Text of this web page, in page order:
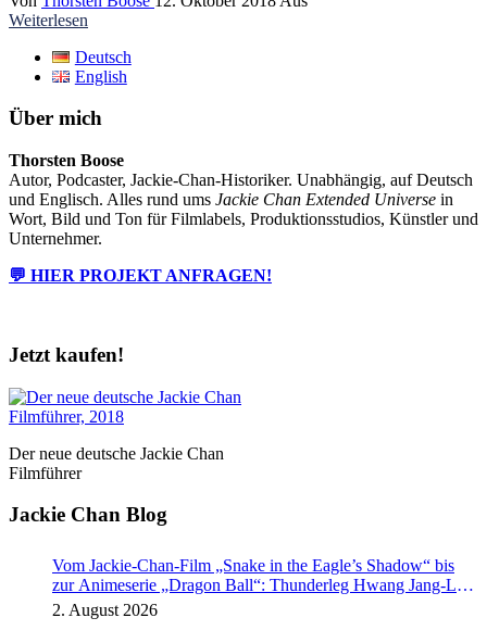
Weiterlesen
Deutsch
English
Über mich
Thorsten Boose
Autor, Podcaster, Jackie-Chan-Historiker. Unabhängig, auf Deutsch
und Englisch. Alles rund ums Jackie Chan Extended Universe in
Wort, Bild und Ton für Filmlabels, Produktionsstudios, Künstler und
Unternehmer.
💬 HIER PROJEKT ANFRAGEN!
Jetzt kaufen!
Der neue deutsche Jackie Chan
Filmführer
Jackie Chan Blog
Vom Jackie-Chan-Film „Snake in the Eagle’s Shadow“ bis
zur Animeserie „Dragon Ball“: Thunderleg Hwang Jang-Lee
tritt globale Rechteoffensive los
2. August 2026